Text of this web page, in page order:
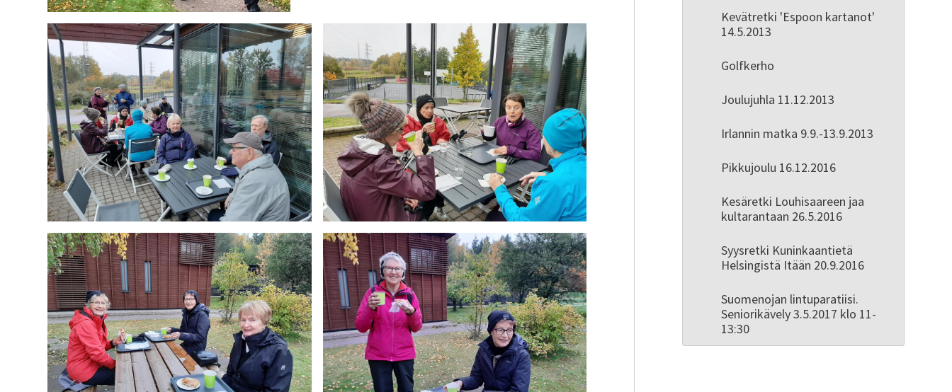
Kevätretki 'Espoon kartanot'
14.5.2013
Golfkerho
Joulujuhla 11.12.2013
Irlannin matka 9.9.-13.9.2013
Pikkujoulu 16.12.2016
Kesäretki Louhisaareen jaa
kultarantaan 26.5.2016
Syysretki Kuninkaantietä
Helsingistä Itään 20.9.2016
Suomenojan lintuparatiisi.
Seniorikävely 3.5.2017 klo 11-
13:30